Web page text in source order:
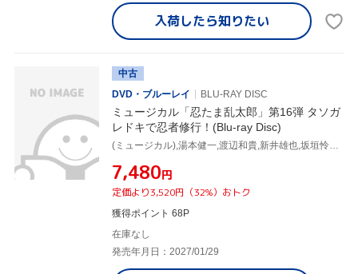
入荷したら知りたい
中古
DVD・ブルーレイ
BLU-RAY DISC
ミュージカル「忍たま乱太郎」第16弾 タソガ
レドキで忍者修行！(Blu-ray Disc)
(ミュージカル),湯本健一,渡辺和貴,新井雄也,坂垣怜次,鈴木祐大,反橋宗一郎,西岡諒佑
¥7,480円
定価より3,520円（32%）おトク
獲得ポイント 68P
在庫なし
発売年月日：2027/01/29